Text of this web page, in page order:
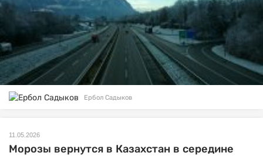
Ербол Садыков
11.05.2026
Морозы вернутся в Казахстан в середине